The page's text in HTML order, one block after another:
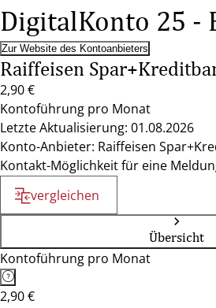
DigitalKonto 25 -
Zur Website des Kontoanbieters
Raiffeisen
2,90 €
Kontoführung pro Monat
Letzte Aktualisierung: 01.08.2026
Konto-Anbieter: Raiffeisen
Kontakt-Möglichkeit für eine
vergleichen
Übersicht
Kontoführung pro Monat
2,90 €